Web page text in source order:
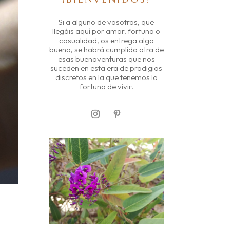
Si a alguno de vosotros, que
llegáis aquí por amor, fortuna o
casualidad, os entrega algo
bueno, se habrá cumplido otra de
esas buenaventuras que nos
suceden en esta era de prodigios
discretos en la que tenemos la
fortuna de vivir.